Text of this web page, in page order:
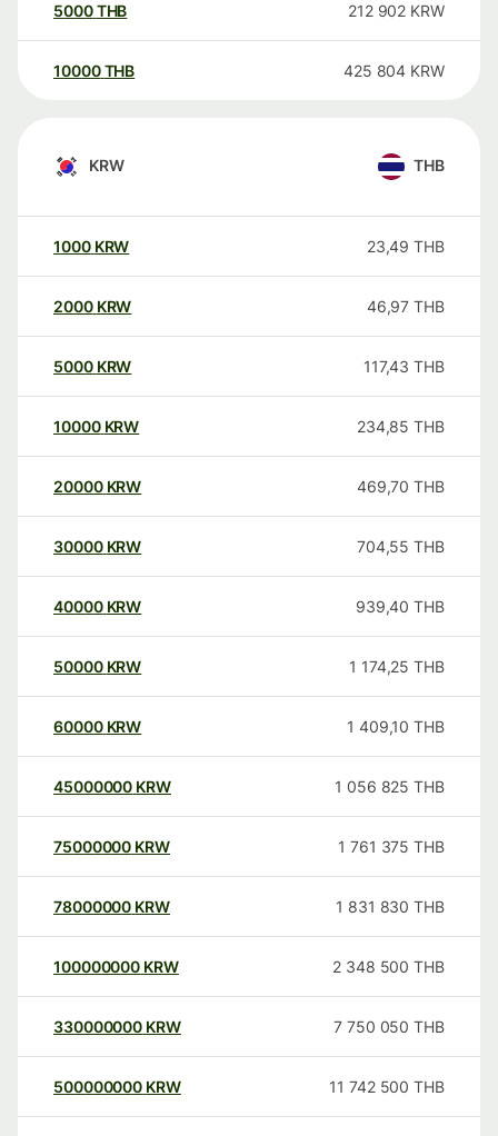
5000THB 212 902 KRW
10000 THB 425 804 KRW
KRW THB
1000 KRW 23,49 THB
2000 KRW 46,97 THB
5000 KRW 117,43 THB
10000 KRW 234,85 THB
20000 KRW 469,70 THB
30000 KRW 704,55 THB
40000 KRW 939,40 THB
50000 KRW 1 174,25 THB
60000 KRW 1 409,10 THB
45000000 KRW 1 056 825 THB
75000000 KRW 1 761 375 THB
78000000 KRW 1 831 830 THB
100000000 KRW 2 348 500 THB
330000000 KRW 7 750 050 THB
500000000 KRW 11 742 500 THB